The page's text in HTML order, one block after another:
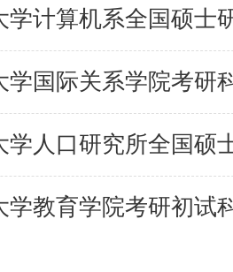
刚、郭冠男、黄鹏
、孙广宇、王润声
学国际关系学院考研
学教育学院考研初试